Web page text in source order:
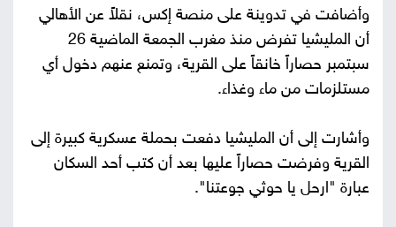
وأضافت في تدوينة على منصة إكس، نقلاً عن الأهالي
أن المليشيا تفرض منذ مغرب الجمعة الماضية 26
سبتمبر حصاراً خانقاً على القرية، وتمنع عنهم دخول أي
مستلزمات من ماء وغذاء.
وأشارت إلى أن المليشيا دفعت بحملة عسكرية كبيرة إلى
القرية وفرضت حصاراً عليها بعد أن كتب أحد السكان
عبارة "ارحل يا حوثي جوعتنا".